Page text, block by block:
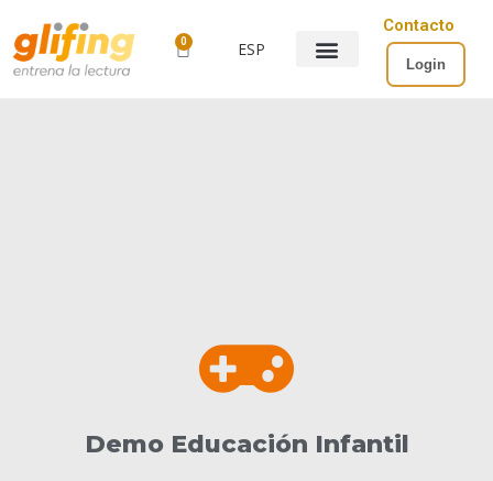
0 ESP
Contacto
Login
Demo Educación Infantil